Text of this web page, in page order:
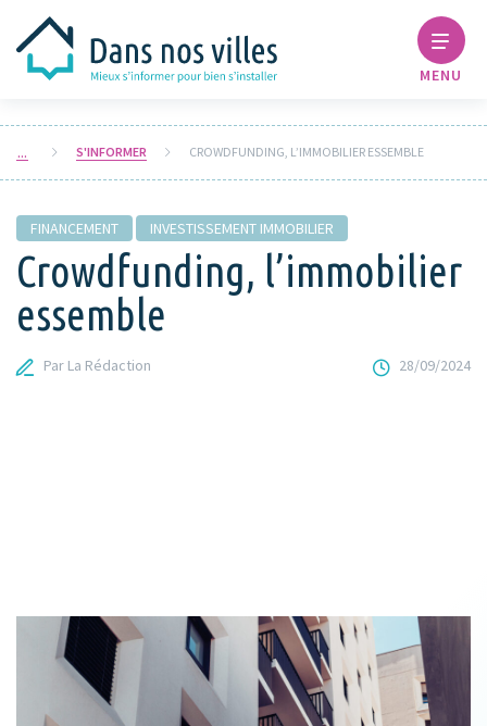
MENU
S'INFORMER CROWDFUNDING, L’IMMOBILIER ESSEMBLE
FINANCEMENT INVESTISSEMENT IMMOBILIER
Crowdfunding, l’immobilier
essemble
Par La Rédaction 28/09/2024